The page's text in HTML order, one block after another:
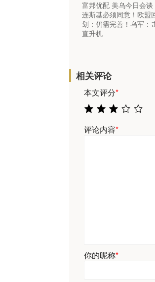
富邦优配 美乌今日会
连斯基必须同意！欧盟
划：仍需完善！乌军：
直升机
相关评论
本文评分*
评论内容*
你的昵称*